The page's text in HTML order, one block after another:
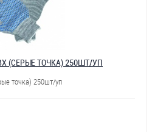
(СЕРЫЕ ТОЧКА) 250ШТ/УП
точка) 250шт/уп